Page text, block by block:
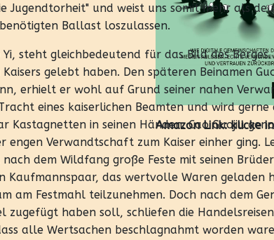
Jugendtorheit" und weist uns somit mehr als
Ballast loszulassen.
steht gleichbedeutend für das Bild des
gelebt haben. Den späteren Beinamen
erhielt er wohl auf Grund seiner nahen
eines kaiserlichen Beamten und wird
in seinen Händen. Cao Guojiu
engen Verwandtschaft zum Kaiser einher ging.
dem Wildfang große Feste mit seinen
Kaufmannspaar, das wertvolle Waren geladen
am Festmahl teilzunehmen. Doch nach dem
zugefügt haben soll, schliefen die
alle Wertsachen beschlagnahmt worden
Amazon Link: klicke